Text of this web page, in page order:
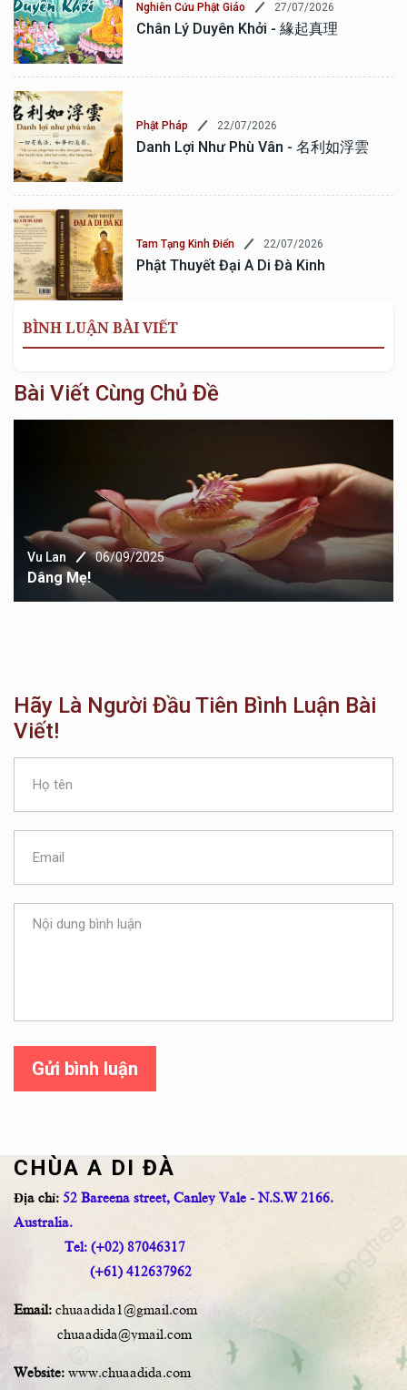
Nghiên Cứu Phật Giáo 27/07/2026
Chân Lý Duyên Khởi - 緣起真理
Phật Pháp 22/07/2026
Danh Lợi Như Phù Vân - 名利如浮雲
Tam Tạng Kinh Điển 22/07/2026
Phật Thuyết Đại A Di Đà Kinh
BÌNH LUẬN BÀI VIẾT
Bài Viết Cùng Chủ Đề
Vu Lan 06/09/2025
Dâng Mẹ!
Hãy Là Người Đầu Tiên Bình Luận Bài
Viết!
Gửi bình luận
CHÙA A DI ĐÀ
Địa chỉ: 52 Bareena street, Canley Vale - N.S.W 2166.
Australia.
Tel: (+02) 87046317
(+61) 412637962
Email: chuaadida1@gmail.com
chuaadida@ymail.com
Website: www.chuaadida.com